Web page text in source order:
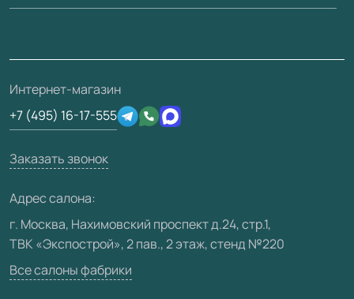
Вопрос-ответ
Отзывы клиентов
Техническая информация
Юридическая информация
3D-модели
О фабрике
Сертификаты
Производство
Вакансии
Карта сайта
Интернет-магазин
+7 (495) 16-17-555
Заказать звонок
Адрес салона:
г. Москва, Нахимовский проспект д.24, стр.1,
ТВК «Экспострой», 2 пав., 2 этаж, стенд №220
Все салоны фабрики